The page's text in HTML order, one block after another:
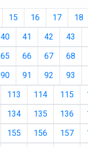
15 16 17 18
40 41 42 43
65 66 67 68
90 91 92 93
113 114 115
134 135 136
155 156 157